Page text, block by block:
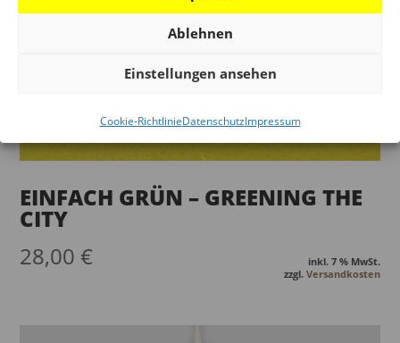
Ablehnen
Einstellungen ansehen
Cookie-RichtlinieDatenschutzImpressum
EINFACH GRÜN – GREENING THE
CITY
28,00€
inkl. 7 % MwSt.
zzgl. Versandkosten